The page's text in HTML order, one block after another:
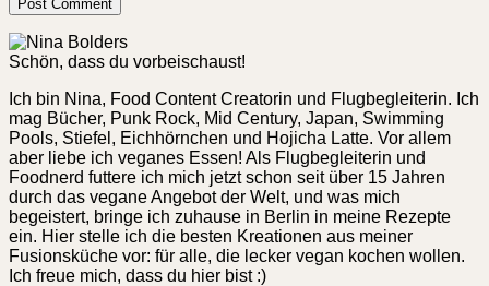
Schön, dass du vorbeischaust!
Ich bin Nina, Food Content Creatorin und Flugbegleiterin. Ich
mag Bücher, Punk Rock, Mid Century, Japan, Swimming
Pools, Stiefel, Eichhörnchen und Hojicha Latte. Vor allem
aber liebe ich veganes Essen! Als Flugbegleiterin und
Foodnerd futtere ich mich jetzt schon seit über 15 Jahren
durch das vegane Angebot der Welt, und was mich
begeistert, bringe ich zuhause in Berlin in meine Rezepte
ein. Hier stelle ich die besten Kreationen aus meiner
Fusionsküche vor: für alle, die lecker vegan kochen wollen.
Ich freue mich, dass du hier bist :)